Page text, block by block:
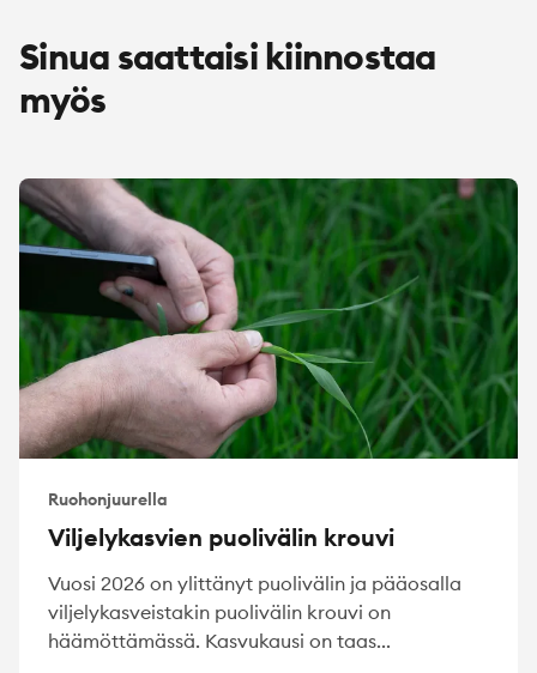
Sinua saattaisi kiinnostaa
myös
Ruohonjuurella
Viljelykasvien puolivälin krouvi
Vuosi 2026 on ylittänyt puolivälin ja pääosalla
viljelykasveistakin puolivälin krouvi on
häämöttämässä. Kasvukausi on taas...